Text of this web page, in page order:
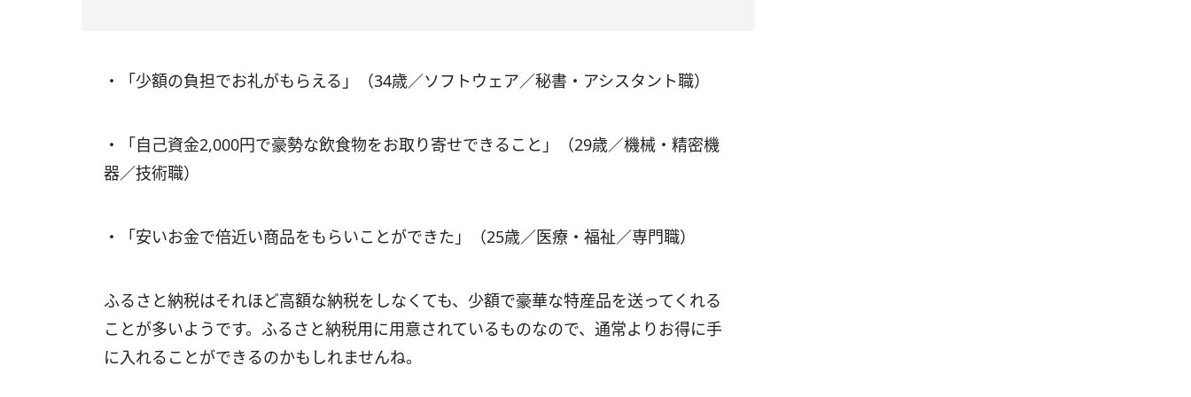
・「少額の負担でお礼がもらえる」（34歳／ソフトウェア／秘書・アシスタント職）
・「自己資金2,000円で豪勢な飲食物をお取り寄せできること」（29歳／機械・精密機
器／技術職）
・「安いお金で倍近い商品をもらいことができた」（25歳／医療・福祉／専門職）
ふるさと納税はそれほど高額な納税をしなくても、少額で豪華な特産品を送ってくれる
ことが多いようです。ふるさと納税用に用意されているものなので、通常よりお得に手
に入れることができるのかもしれませんね。